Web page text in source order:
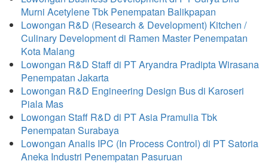
Murni Acetylene Tbk Penempatan Balikpapan
Lowongan R&D (Research & Development) Kitchen /
Culinary Development di Ramen Master Penempatan
Kota Malang
Lowongan R&D Staff di PT Aryandra Pradipta Wirasana
Penempatan Jakarta
Lowongan R&D Engineering Design Bus di Karoseri
Piala Mas
Lowongan Staff R&D di PT Asia Pramulia Tbk
Penempatan Surabaya
Lowongan Analis IPC (In Process Control) di PT Satoria
Aneka Industri Penempatan Pasuruan